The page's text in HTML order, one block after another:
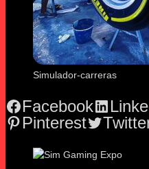
Simulador-carreras
Facebook
Pinterest